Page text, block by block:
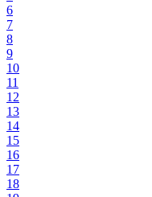
6
7
8
9
10
11
12
13
14
15
16
17
18